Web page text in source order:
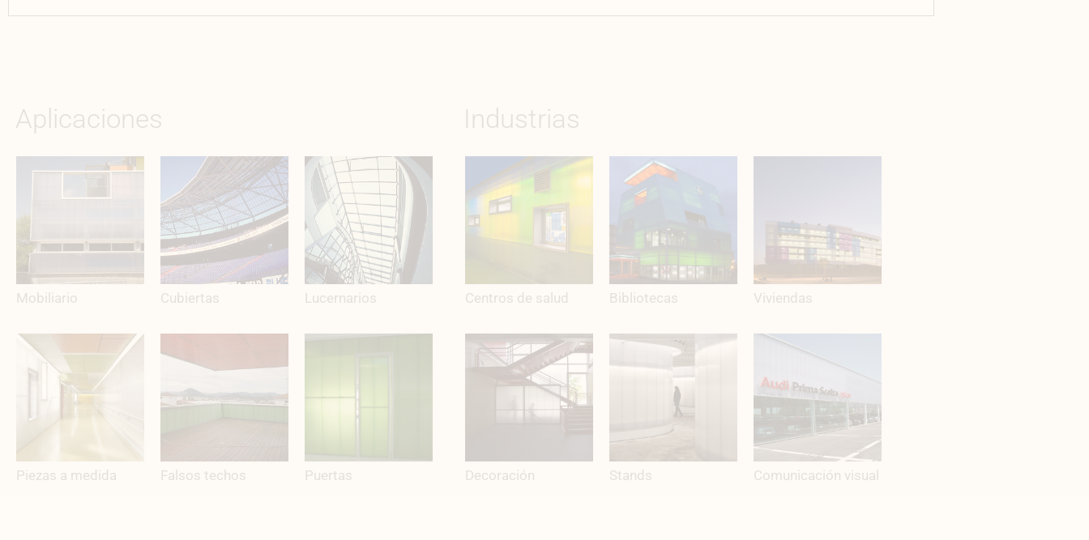
Aplicaciones
Mobiliario
Piezas a medida
Cubiertas
Falsos techos
Lucernarios
Puertas
Industrias
Centros de salud
Decoración
Bibliotecas
Stands
Viviendas
Comunicación visual